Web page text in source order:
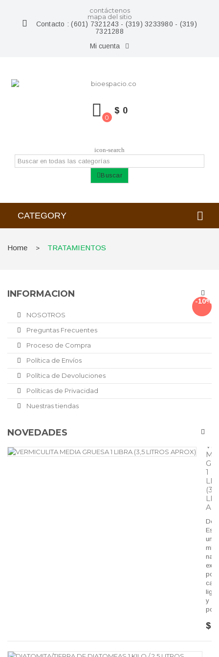
contáctenos
mapa del sitio
Contacto :(601) 7321243 - (319) 3233980 - (319)
7321288
Mi cuenta
0
$ 0
icon-search
Buscar
CATEGORY
Home > TRATAMIENTOS
INFORMACION
NOSOTROS
Preguntas Frecuentes
Proceso de Compra
Política de Envíos
Política de Devoluciones
Políticas de Privacidad
Nuestras tiendas
NOVEDADES
1
(3,5
Es
un
por
y
$
-10%